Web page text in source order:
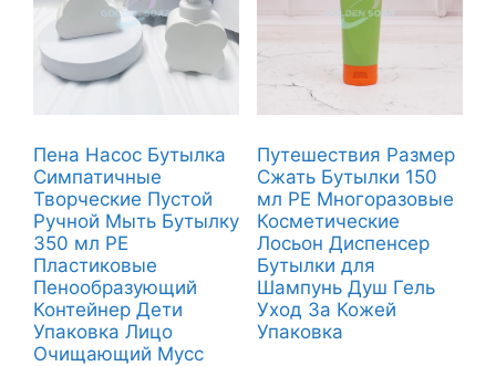
Пена Насос Бутылка
Симпатичные
Творческие Пустой
Ручной Мыть Бутылку
350 мл PE
Пластиковые
Пенообразующий
Контейнер Дети
Упаковка Лицо
Очищающий Мусс
Путешествия Размер
Сжать Бутылки 150
мл PE Многоразовые
Косметические
Лосьон Диспенсер
Бутылки для
Шампунь Душ Гель
Уход За Кожей
Упаковка